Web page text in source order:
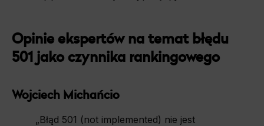
Opinie ekspertów na temat błędu
501 jako czynnika rankingowego
Wojciech Michańcio
„Błąd 501 (not implemented) nie jest